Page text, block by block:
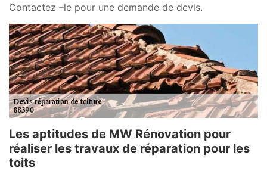
Contactez –le pour une demande de devis.
Les aptitudes de MW Rénovation pour
réaliser les travaux de réparation pour les
toits